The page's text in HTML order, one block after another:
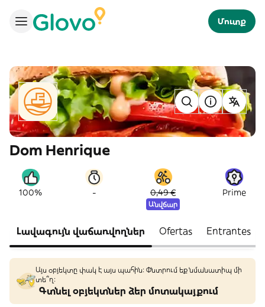
Մուտք
Dom Henrique
100% - 0,49 €
Անվճար
Prime
Լավագույն վաճառվողներ Ofertas Entrantes
Այս օբյեկտը փակ է այս պահին: Փնտրում եք նմանատիպ մի
տե՞ղ։
Գտնել օբյեկտներ ձեր մոտակայքում